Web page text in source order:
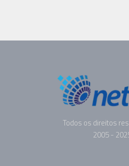
Todos os direitos
2005 -